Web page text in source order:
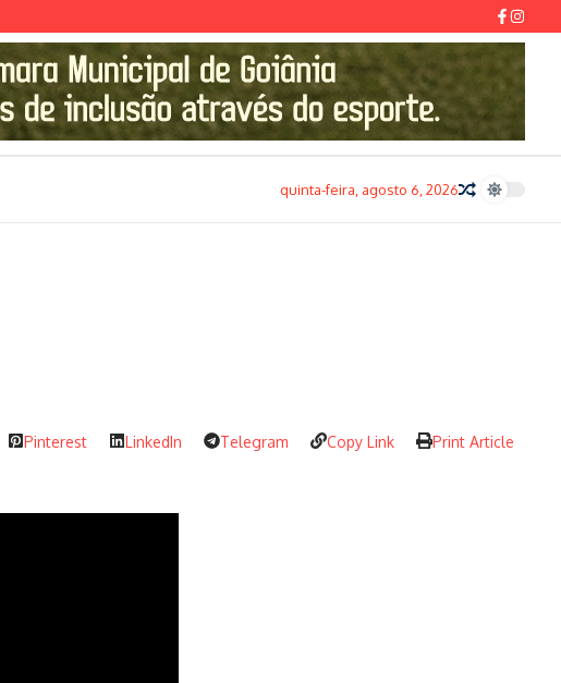
quinta-feira, agosto 6, 2026
Pinterest LinkedIn Telegram Copy Link Print Article